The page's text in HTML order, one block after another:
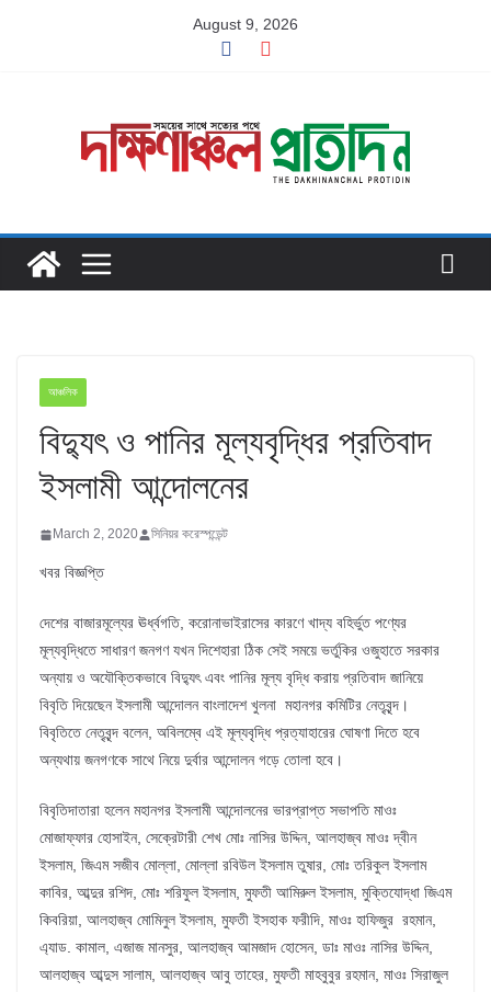
August 9, 2026
আঞ্চলিক
বিদ্যুৎ ও পানির মূল্যবৃদ্ধির প্রতিবাদ
ইসলামী আন্দোলনের
March 2, 2020 সিনিয়র করেস্পন্ডেন্ট
খবর বিজ্ঞপ্তি
দেশের বাজারমূল্যের ঊর্ধ্বগতি, করোনাভাইরাসের কারণে খাদ্য বহির্ভুত পণ্যের
মূল্যবৃদ্ধিতে সাধারণ জনগণ যখন দিশেহারা ঠিক সেই সময়ে ভর্তুকির ওজুহাতে সরকার
অন্যায় ও অযৌক্তিকভাবে বিদ্যুৎ এবং পানির মূল্য বৃদ্ধি করায় প্রতিবাদ জানিয়ে
বিবৃতি দিয়েছেন ইসলামী আন্দোলন বাংলাদেশ খুলনা মহানগর কমিটির নেতৃবৃন্দ।
বিবৃতিতে নেতৃবৃন্দ বলেন, অবিলম্বে এই মূল্যবৃদ্ধি প্রত্যাহারের ঘোষণা দিতে হবে
অন্যথায় জনগণকে সাথে নিয়ে দুর্বার আন্দোলন গড়ে তোলা হবে।
বিবৃতিদাতারা হলেন মহানগর ইসলামী আন্দোলনের ভারপ্রাপ্ত সভাপতি মাওঃ
মোজাফ্ফার হোসাইন, সেক্রেটারী শেখ মোঃ নাসির উদ্দিন, আলহাজ্ব মাওঃ দ্বীন
ইসলাম, জিএম সজীব মোল্লা, মোল্লা রবিউল ইসলাম তুষার, মোঃ তরিকুল ইসলাম
কাবির, আব্দুর রশিদ, মোঃ শরিফুল ইসলাম, মুফতী আমিরুল ইসলাম, মুক্তিযোদ্ধা জিএম
কিবরিয়া, আলহাজ্ব মোমিনুল ইসলাম, মুফতী ইসহাক ফরীদি, মাওঃ হাফিজুর রহমান,
এ্যাড. কামাল, এজাজ মানসুর, আলহাজ্ব আমজাদ হোসেন, ডাঃ মাওঃ নাসির উদ্দিন,
আলহাজ্ব আব্দুস সালাম, আলহাজ্ব আবু তাহের, মুফতী মাহবুবুর রহমান, মাওঃ সিরাজুল